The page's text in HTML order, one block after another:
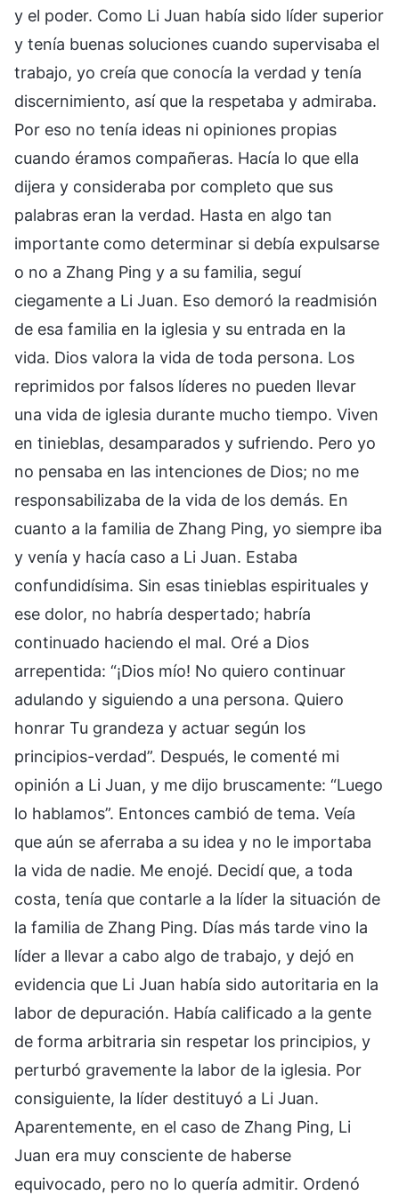
y el poder. Como Li Juan había sido líder superior
y tenía buenas soluciones cuando supervisaba el
trabajo, yo creía que conocía la verdad y tenía
discernimiento, así que la respetaba y admiraba.
Por eso no tenía ideas ni opiniones propias
cuando éramos compañeras. Hacía lo que ella
dijera y consideraba por completo que sus
palabras eran la verdad. Hasta en algo tan
importante como determinar si debía expulsarse
o no a Zhang Ping y a su familia, seguí
ciegamente a Li Juan. Eso demoró la readmisión
de esa familia en la iglesia y su entrada en la
vida. Dios valora la vida de toda persona. Los
reprimidos por falsos líderes no pueden llevar
una vida de iglesia durante mucho tiempo. Viven
en tinieblas, desamparados y sufriendo. Pero yo
no pensaba en las intenciones de Dios; no me
responsabilizaba de la vida de los demás. En
cuanto a la familia de Zhang Ping, yo siempre iba
y venía y hacía caso a Li Juan. Estaba
confundidísima. Sin esas tinieblas espirituales y
ese dolor, no habría despertado; habría
continuado haciendo el mal. Oré a Dios
arrepentida: “¡Dios mío! No quiero continuar
adulando y siguiendo a una persona. Quiero
honrar Tu grandeza y actuar según los
principios-verdad”. Después, le comenté mi
opinión a Li Juan, y me dijo bruscamente: “Luego
lo hablamos”. Entonces cambió de tema. Veía
que aún se aferraba a su idea y no le importaba
la vida de nadie. Me enojé. Decidí que, a toda
costa, tenía que contarle a la líder la situación de
la familia de Zhang Ping. Días más tarde vino la
líder a llevar a cabo algo de trabajo, y dejó en
evidencia que Li Juan había sido autoritaria en la
labor de depuración. Había calificado a la gente
de forma arbitraria sin respetar los principios, y
perturbó gravemente la labor de la iglesia. Por
consiguiente, la líder destituyó a Li Juan.
Aparentemente, en el caso de Zhang Ping, Li
Juan era muy consciente de haberse
equivocado, pero no lo quería admitir. Ordenó